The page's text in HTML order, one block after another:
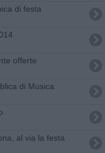
di festa
offerte
di Musica
al via la festa